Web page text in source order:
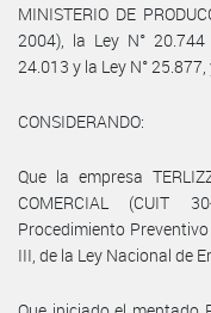
MINISTERIO DE
2004), la Ley N°
24.013 y la Ley N° 25.877,
CONSIDERANDO:
Que la empresa
COMERCIAL (CUIT
Procedimiento
III, de la Ley Nacional de